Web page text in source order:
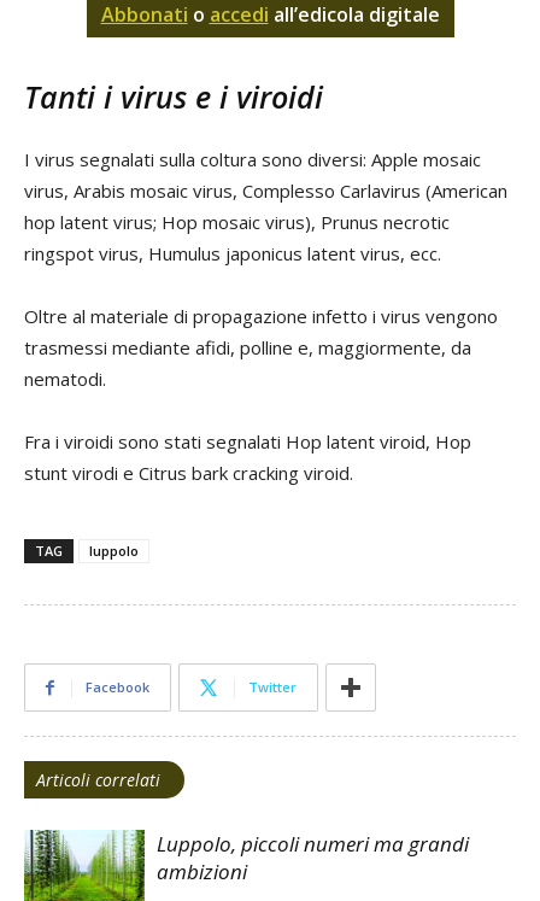
Abbonati o accedi all’edicola digitale
Tanti i virus e i viroidi
I virus segnalati sulla coltura sono diversi: Apple mosaic
virus, Arabis mosaic virus, Complesso Carlavirus (American
hop latent virus; Hop mosaic virus), Prunus necrotic
ringspot virus, Humulus japonicus latent virus, ecc.
Oltre al materiale di propagazione infetto i virus vengono
trasmessi mediante afidi, polline e, maggiormente, da
nematodi.
Fra i viroidi sono stati segnalati Hop latent viroid, Hop
stunt virodi e Citrus bark cracking viroid.
TAG luppolo
Facebook Twitter
Articoli correlati
Luppolo, piccoli numeri ma grandi
ambizioni